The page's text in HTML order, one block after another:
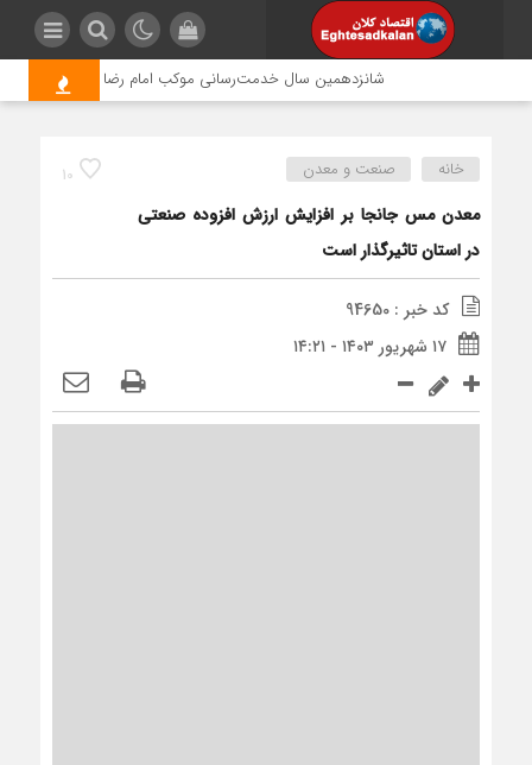
شانزدهمین سال خدمت‌رسانی موکب امام رضا (ع) پتروشیمی
10 خانه صنعت و معدن
معدن مس جانجا بر افزایش ارزش افزوده صنعتی
در استان تاثیرگذار است
کد خبر : 94650
۱۷ شهریور ۱۴۰۳ - ۱۴:۲۱